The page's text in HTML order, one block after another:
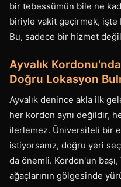
bir tebessümün bile ne
biriyle vakit geçirmek, işte
Bu, sadece bir hizmet
Ayvalık
Doğru Lokasyon
Ayvalık denince akla ilk
her kordon aynı değildir,
ilerlemez. Üniversiteli bir
istiyorsanız, doğru yeri
da önemli. Kordon'un
ağaçlarının gölgesinde